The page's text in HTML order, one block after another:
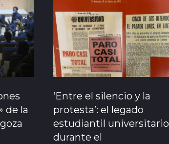
de la
‘Entre el silencio y la
protesta’: el legado
estudiantil universitario
durante el